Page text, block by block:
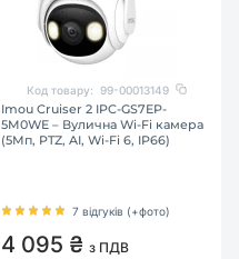
Код товару: 99-00013149
Imou Cruiser 2 IPC-GS7EP-
5M0WE – Вулична Wi-Fi камера
(5Мп, PTZ, AI, Wi-Fi 6, IP66)
7 відгуків (+фото)
4 095 ₴ з ПДВ